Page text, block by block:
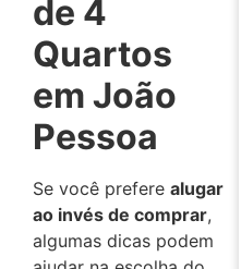
de 4
Quartos
em João
Pessoa
Se você prefere alugar
ao invés de comprar,
algumas dicas podem